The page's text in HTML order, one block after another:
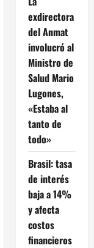
exdirectora
del Anmat
involucró al
Ministro de
Salud Mario
Lugones,
«Estaba al
tanto de
todo»
Brasil: tasa
de interés
baja a 14%
y afecta
costos
financieros